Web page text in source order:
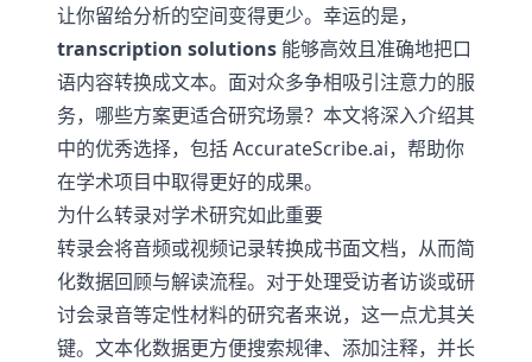
让你留给分析的空间变得更少。幸运的是，
transcription solutions 能够高效且准确地把口
语内容转换成文本。面对众多争相吸引注意力的服
务，哪些方案更适合研究场景？本文将深入介绍其
中的优秀选择，包括 AccurateScribe.ai，帮助你
在学术项目中取得更好的成果。
为什么转录对学术研究如此重要
转录会将音频或视频记录转换成书面文档，从而简
化数据回顾与解读流程。对于处理受访者访谈或研
讨会录音等定性材料的研究者来说，这一点尤其关
键。文本化数据更方便搜索规律、添加注释，并长